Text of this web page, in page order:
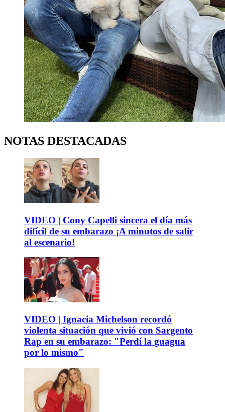
NOTAS DESTACADAS
VIDEO | Cony Capelli sincera el día más
difícil de su embarazo ¡A minutos de salir
al escenario!
VIDEO | Ignacia Michelson recordó
violenta situación que vivió con Sargento
Rap en su embarazo: "Perdí la guagua
por lo mismo"